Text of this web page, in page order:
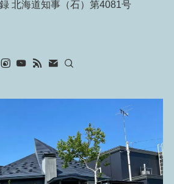
北海道知事（石）第4081号